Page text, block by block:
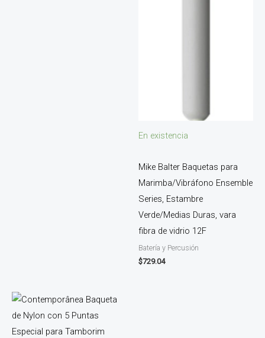
En existencia
Mike Balter Baquetas para
Marimba/Vibráfono Ensemble
Series, Estambre
Verde/Medias Duras, vara
fibra de vidrio 12F
Batería y Percusión
$729.04